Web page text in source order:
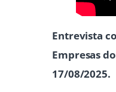
Entrevista
Empresas
17/08/2025.